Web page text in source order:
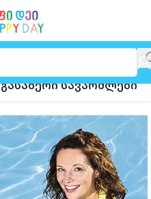
გასაბერი სავარძლები